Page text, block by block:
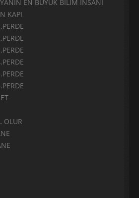
EN BÜYÜK BİLİM İNSANI
KAPI
OLUR